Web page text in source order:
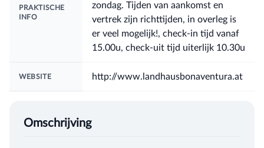
PRAKTISCHE
INFO
zondag. Tijden van aankomst en
vertrek zijn richttijden, in overleg is
er veel mogelijk!, check-in tijd vanaf
15.00u, check-uit tijd uiterlijk 10.30u
WEBSITE http://www.landhausbonaventura.at
Omschrijving